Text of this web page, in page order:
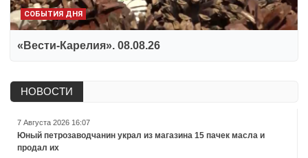
СОБЫТИЯ ДНЯ
«Вести-Карелия». 08.08.26
НОВОСТИ
7 Августа 2026 16:07
Юный петрозаводчанин украл из магазина 15 пачек масла и
продал их